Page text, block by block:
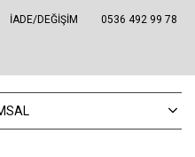
İADE/DEĞIŞIM 0536 492 99 78